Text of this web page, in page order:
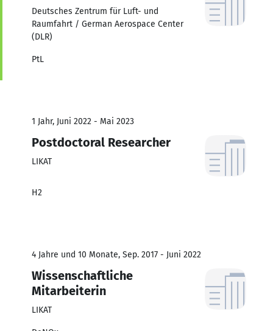
Deutsches Zentrum für Luft- und
Raumfahrt / German Aerospace Center
(DLR)
PtL
1 Jahr, Juni 2022 - Mai 2023
Postdoctoral Researcher
LIKAT
H2
4 Jahre und 10 Monate, Sep. 2017 - Juni 2022
Wissenschaftliche
Mitarbeiterin
LIKAT